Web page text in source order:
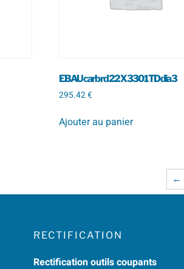
EBAU carb rd 22 X 330 1 TD dia 3
295.42€
Ajouter au panier
←
RECTIFICATION
Rectification outils coupants